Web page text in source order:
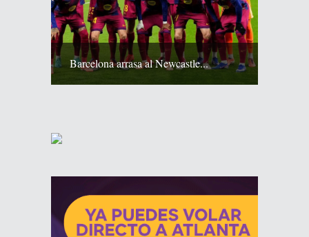
Barcelona arrasa al Newcastle...